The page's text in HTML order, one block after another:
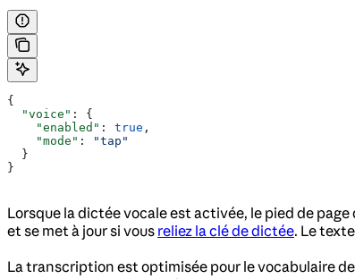
{
  "voice"
: {
    "enabled"
: true ,
    "mode"
:
"tap"
  }
}
Lorsque la dictée vocale est activée, le pied de
et se met à jour si vous reliez la clé de dictée. Le
La transcription est optimisée pour le vocabulaire